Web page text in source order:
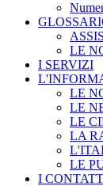
LE
I SERVIZI
LE
LE
LE
LA
LE
I